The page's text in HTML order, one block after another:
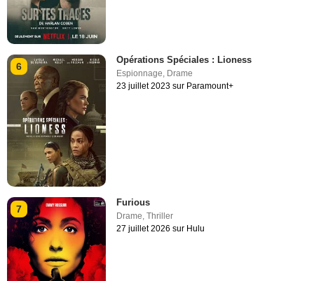
6
Opérations Spéciales : Lioness
Espionnage, Drame
23 juillet 2023 sur Paramount+
7
Furious
Drame ,Thriller
27 juillet 2026 sur Hulu